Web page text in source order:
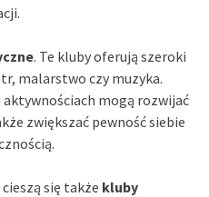
. Te kluby oferują szeroki
malarstwo czy muzyka.
aktywnościach mogą rozwijać
zwiększać pewność siebie
się także kluby